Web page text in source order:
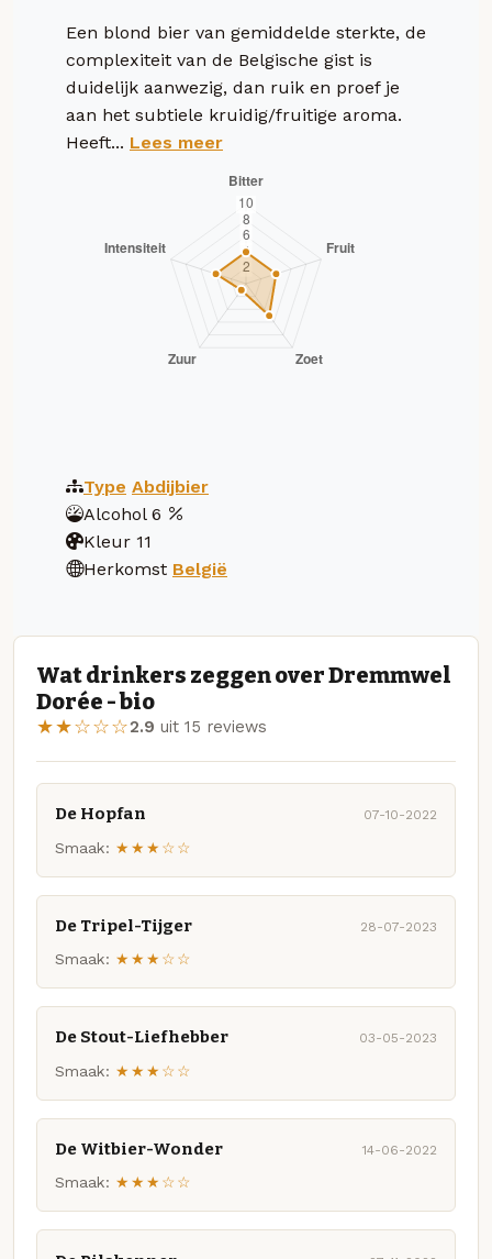
Een blond bier van gemiddelde sterkte, de
complexiteit van de Belgische gist is
duidelijk aanwezig, dan ruik en proef je
aan het subtiele kruidig/fruitige aroma.
Heeft... Lees meer
Type Abdijbier
Alcohol 6
Kleur 11
Herkomst België
Wat drinkers zeggen over Dremmwel
Dorée - bio
★★☆☆☆2.9 uit 15 reviews
De Hopfan 07-10-2022
Smaak: ★★★☆☆
De Tripel-Tijger 28-07-2023
Smaak: ★★★☆☆
De Stout-Liefhebber 03-05-2023
Smaak: ★★★☆☆
De Witbier-Wonder 14-06-2022
Smaak: ★★★☆☆